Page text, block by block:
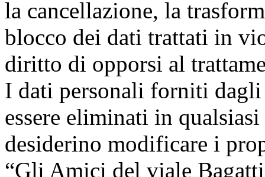
la cancellazione, la
blocco dei dati trattati in
diritto di opporsi al
I dati personali forniti
essere eliminati in
desiderino modificare i
“Gli Amici del viale